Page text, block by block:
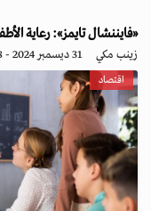
«فايننشال تايمز»: رعاية
زينب مكي 31 ديسمبر 2024 - 12:28
اقتصاد